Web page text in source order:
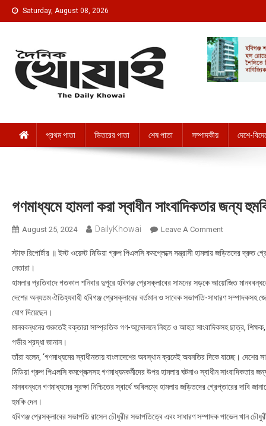
Skip to content
Saturday, August 08, 2026
প্রথম পাতা ভিতরের পাতা শেষ পাতা সম্পাদকীয় দেশে-
গণমাধ্যমে হামলা করা স্বাধীন সাংবাদিকতার জন্য
August 25, 2024 DailyKhowai Leave A CommentOn গণমাধ্যমে
স্টাফ রিপোর্টার ॥ ইস্ট ওয়েস্ট মিডিয়া গ্রুপ পিএলসি কমপ্লেক্সে সন্ত্রাসী হামলায় জড়িতদের দ্রুত
নেতারা।
হামলার প্রতিবাদে গতকাল শনিবার দুপুরে হবিগঞ্জ প্রেসক্লাবের সামনের সড়কে আয়োজিত
দেশের অন্যতম ঐতিহ্যবাহী হবিগঞ্জ প্রেসক্লাবের বর্তমান ও সাবেক সভাপতি-সাধারণ সম্পাদকসহ
যোগ দিয়েছেন।
মানববন্ধনের শুরুতেই বক্তারা সাম্প্রতিক গণ-আন্দোলনে নিহত ও আহত সাংবাদিকসহ ছাত্র,
গভীর শ্রদ্ধা জানান।
তাঁরা বলেন, ‘গণমাধ্যমের স্বাধীনতায় বাংলাদেশের অবস্থান ক্রমেই অবনতির দিকে যাচ্ছে। দেশের
মিডিয়া গ্রুপ পিএলসি কমপ্লেক্সসহ গণমাধ্যমকর্মীদের উপর হামলার ঘটনাও স্বাধীন সাংবাদিকতার
মানববন্ধনে গণমাধ্যমের সুরক্ষা নিশ্চিতের স্বার্থে অবিলম্বে হামলায় জড়িতদের গ্রেপ্তারের দাবি
হুমকি দেন।
হবিগঞ্জ প্রেসক্লাবের সভাপতি রাসেল চৌধুরীর সভাপতিত্বে এবং সাধারণ সম্পাদক পাভেল খান